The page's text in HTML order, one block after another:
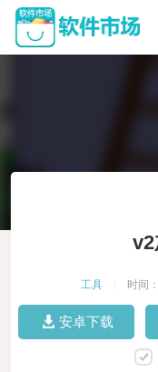
v2
工具 时间
安卓下载